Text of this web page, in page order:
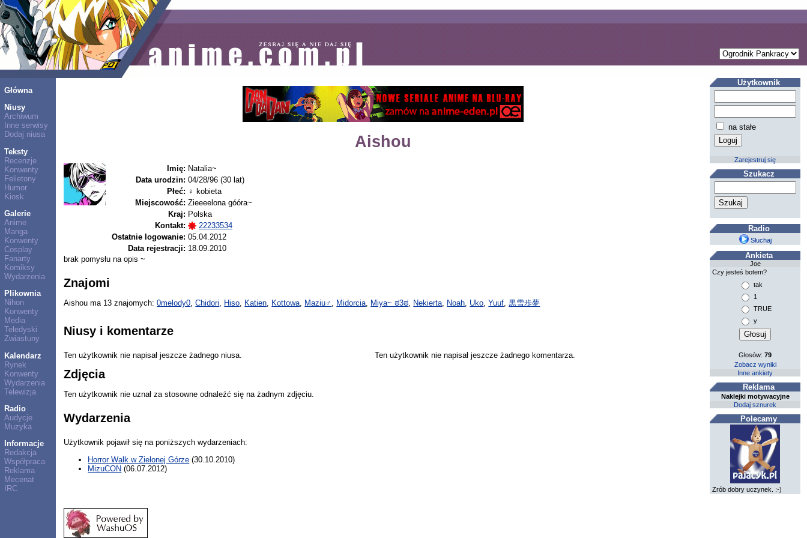
Główna
Niusy
Archiwum
Inne serwisy
Dodaj niusa
Teksty
Recenzje
Konwenty
Felietony
Humor
Kiosk
Galerie
Anime
Manga
Konwenty
Cosplay
Fanarty
Komiksy
Wydarzenia
Plikownia
Nihon
Konwenty
Media
Teledyski
Zwiastuny
Kalendarz
Rynek
Konwenty
Wydarzenia
Telewizja
Radio
Audycje
Muzyka
Informacje
Redakcja
Współpraca
Reklama
Mecenat
IRC
Aishou
Imię: Natalia~
Data urodzin: 04/28/96 (30 lat)
Płeć: ♀ kobieta
Miejscowość: Zieeeelona góóra~
Kraj: Polska
Kontakt:
22233534
Ostatnie logowanie: 05.04.2012
Data rejestracji: 18.09.2010
brak pomysłu na opis ~
Znajomi
Aishou ma 13 znajomych:0melody0,Chidori, Hiso, Katien, Kottowa, Maziu♂ , Midorcia, Miya~ ಠ3ಠ, Nekierta, Noah, Uko,Yuuf,黒雪歩夢
Niusy i komentarze
Ten użytkownik nie napisał jeszcze żadnego niusa. Ten użytkownik nie napisał jeszcze żadnego komentarza.
Zdjęcia
Ten użytkownik nie uznał za stosowne odnaleźć się na żadnym zdjęciu.
Wydarzenia
Użytkownik pojawił się na poniższych wydarzeniach:
Horror Walk w Zielonej Górze (30.10.2010)
MizuCON (06.07.2012)
Użytkownik
na stałe
Zarejestruj się
Szukacz
Radio
Słuchaj
Ankieta
Joe
Czy jesteś botem?
tak
1
TRUE
y
Głosów:79
Zobacz wyniki
Inne ankiety
Reklama
Naklejki motywacyjne
Dodaj sznurek
Polecamy
Zrób dobry uczynek. :-)